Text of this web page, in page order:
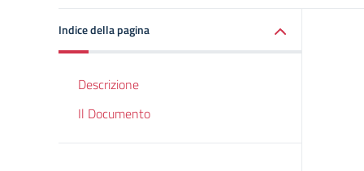
Indice della pagina
Descrizione
Il Documento